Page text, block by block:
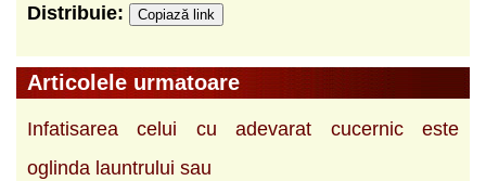
Distribuie: Copiază link
Articolele urmatoare
Infatisarea celui cu adevarat cucernic este
oglinda launtrului sau